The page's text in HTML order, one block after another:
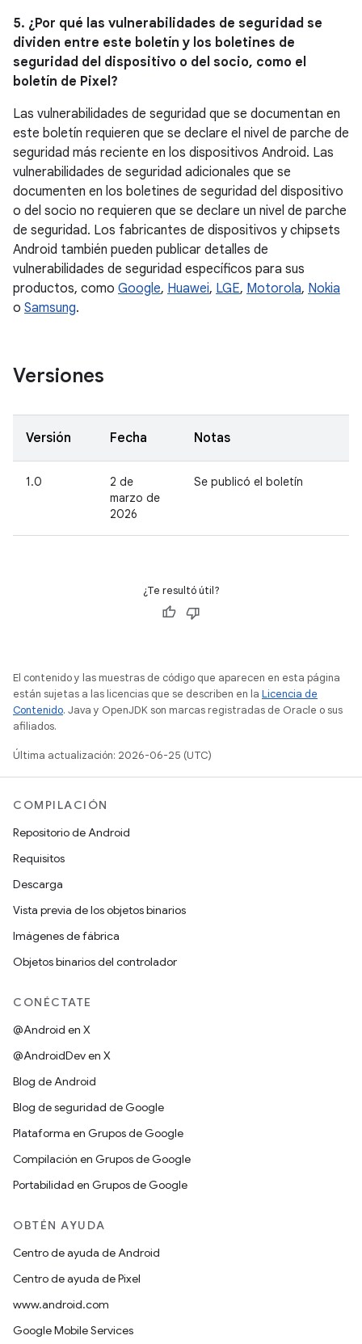
5. ¿Por qué las vulnerabilidades de seguridad se
dividen entre este boletín y los boletines de
seguridad del dispositivo o del socio, como el
boletín de Pixel?
Las vulnerabilidades de seguridad que se documentan en
este boletín requieren que se declare el nivel de parche de
seguridad más reciente en los dispositivos Android. Las
vulnerabilidades de seguridad adicionales que se
documenten en los boletines de seguridad del dispositivo
o del socio no requieren que se declare un nivel de parche
de seguridad. Los fabricantes de dispositivos y chipsets
Android también pueden publicar detalles de
vulnerabilidades de seguridad específicos para sus
productos, como Google, Huawei, LGE, Motorola, Nokia
o Samsung.
Versiones
Versión Fecha Notas
1.0
2 de
marzo de
2026
Se publicó el boletín
¿Te resultó útil?
El contenido y las muestras de código que aparecen en esta página
están sujetas a las licencias que se describen en la Licencia de
Contenido. Java y OpenJDK son marcas registradas de Oracle o sus
afiliados.
Última actualización: 2026-06-25 (UTC)
COMPILACIÓN
Repositorio de Android
Requisitos
Descarga
Vista previa de los objetos binarios
Imágenes de fábrica
Objetos binarios del controlador
CONÉCTATE
@Android en X
@AndroidDev en X
Blog de Android
Blog de seguridad de Google
Plataforma en Grupos de Google
Compilación en Grupos de Google
Portabilidad en Grupos de Google
OBTÉN AYUDA
Centro de ayuda de Android
Centro de ayuda de Pixel
www.android.com
Google Mobile Services